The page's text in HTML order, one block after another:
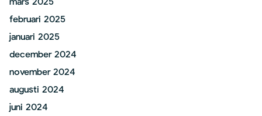
mars 2025
februari 2025
januari 2025
december 2024
november 2024
augusti 2024
juni 2024